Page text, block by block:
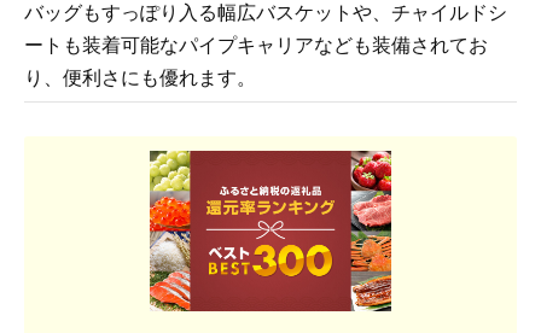
バッグもすっぽり入る幅広バスケットや、チャイルドシ
ートも装着可能なパイプキャリアなども装備されてお
り、便利さにも優れます。